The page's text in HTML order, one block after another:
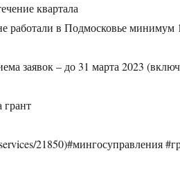
квартала
работали в Подмосковье минимум
заявок – до 31 марта 2023
грант
21850)#мингосуправления